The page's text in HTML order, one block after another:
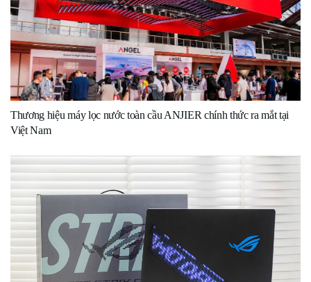
Thương hiệu máy lọc nước toàn cầu ANJIER chính thức ra mắt tại
Việt Nam